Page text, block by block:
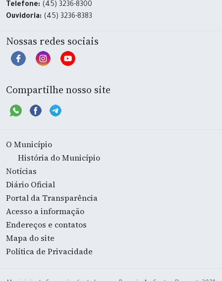
Telefone: (45) 3236-8300
Ouvidoria: (45) 3236-8383
Nossas redes sociais
Compartilhe nosso site
O Município
História do Município
Notícias
Diário Oficial
Portal da Transparência
Acesso a informação
Endereços e contatos
Mapa do site
Política de Privacidade